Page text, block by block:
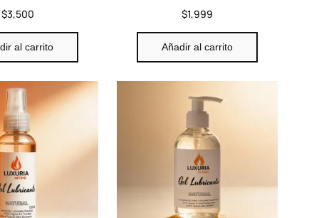
$3,500
al carrito
$1,999
Añadir al carrito